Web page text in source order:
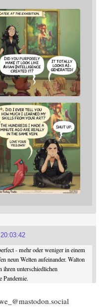
- mehr oder weniger in einem
neun Welten aufeinander. Walton
ihren unterschiedlichen
Pandemie.